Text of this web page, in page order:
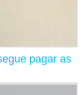
pagar as